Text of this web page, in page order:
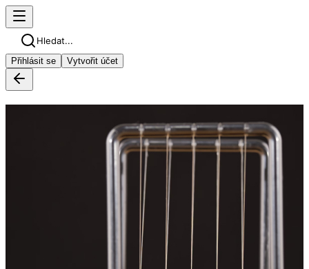
Hledat...
Přihlásit se Vytvořit účet